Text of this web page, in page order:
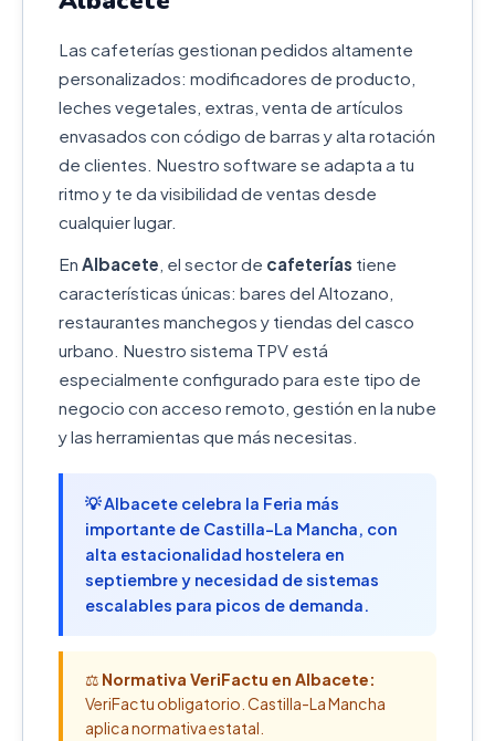
Las cafeterías gestionan pedidos altamente
personalizados: modificadores de producto,
leches vegetales, extras, venta de artículos
envasados con código de barras y alta rotación
de clientes. Nuestro software se adapta a tu
ritmo y te da visibilidad de ventas desde
cualquier lugar.
En Albacete , el sector de cafeterías tiene
características únicas: bares del Altozano,
restaurantes manchegos y tiendas del casco
urbano. Nuestro sistema TPV está
especialmente configurado para este tipo de
negocio con acceso remoto, gestión en la nube
y las herramientas que más necesitas.
💡 Albacete celebra la Feria más
importante de Castilla-La Mancha, con
alta estacionalidad hostelera en
septiembre y necesidad de sistemas
escalables para picos de demanda.
⚖️ Normativa VeriFactu en Albacete:
VeriFactu obligatorio. Castilla-La Mancha
aplica normativa estatal.